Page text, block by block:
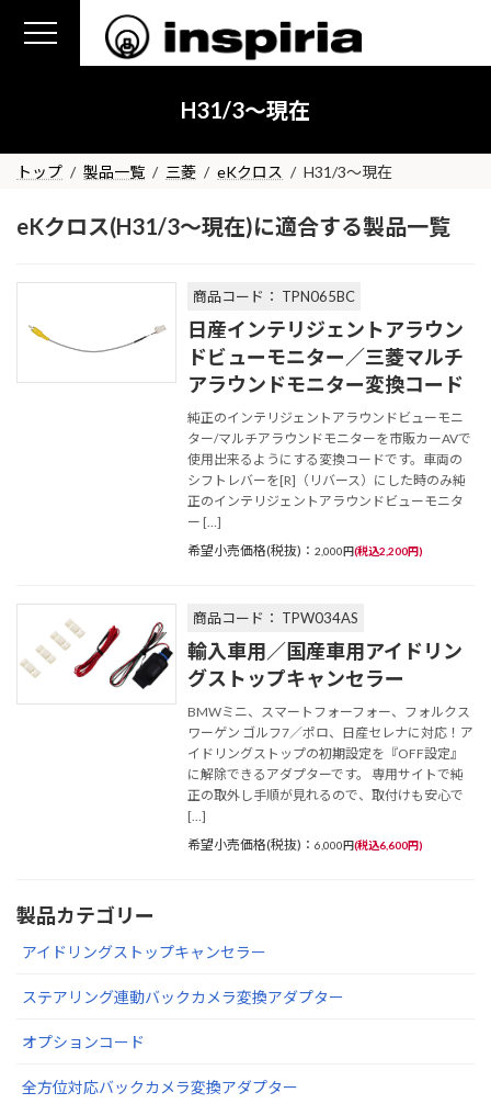
H31/3～現在
トップ 製品一覧 三菱 eKクロス H31/3～現在
eKクロス(H31/3～現在)に適合する製品一覧
商品コード： TPN065BC
日産インテリジェントアラウン
ドビューモニター／三菱マルチ
アラウンドモニター変換コード
純正のインテリジェントアラウンドビューモニ
ター/マルチアラウンドモニターを市販カーAVで
使用出来るようにする変換コードです。車両の
シフトレバーを[R]（リバース）にした時のみ純
正のインテリジェントアラウンドビューモニタ
ー […]
希望小売価格(税抜)：2,000円(税込2,200円)
商品コード： TPW034AS
輸入車用／国産車用アイドリン
グストップキャンセラー
BMWミニ、スマートフォーフォー、フォルクス
ワーゲン ゴルフ7／ポロ、日産セレナに対応！ア
イドリングストップの初期設定を『OFF設定』
に解除できるアダプターです。 専用サイトで純
正の取外し手順が見れるので、取付けも安心で
[…]
希望小売価格(税抜)：6,000円(税込6,600円)
製品カテゴリー
アイドリングストップキャンセラー
ステアリング連動バックカメラ変換アダプター
オプションコード
全方位対応バックカメラ変換アダプター